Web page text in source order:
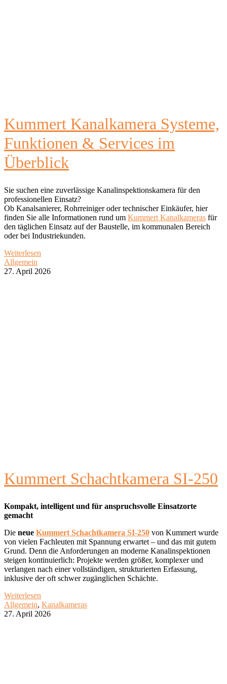
Kummert Kanalkamera Systeme,
Funktionen & Services im
Überblick
Sie suchen eine zuverlässige Kanalinspektionskamera für den
professionellen Einsatz?
Ob Kanalsanierer, Rohrreiniger oder technischer Einkäufer, hier
finden Sie alle Informationen rund um Kummert Kanalkameras für
den täglichen Einsatz auf der Baustelle, im kommunalen Bereich
oder bei Industriekunden.
Weiterlesen
Allgemein
27. April 2026
Kummert Schachtkamera SI-250
Kompakt, intelligent und für anspruchsvolle Einsatzorte
gemacht
Die neue Kummert Schachtkamera SI-250 von Kummert wurde
von vielen Fachleuten mit Spannung erwartet – und das mit gutem
Grund. Denn die Anforderungen an moderne Kanalinspektionen
steigen kontinuierlich: Projekte werden größer, komplexer und
verlangen nach einer vollständigen, strukturierten Erfassung,
inklusive der oft schwer zugänglichen Schächte.
Weiterlesen
Allgemein, Kanalkameras
27. April 2026